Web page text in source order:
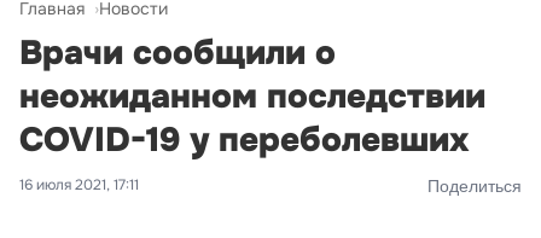
Главная Новости
Врачи сообщили о
неожиданном последствии
COVID-19 у переболевших
16 июля 2021, 17:11 Поделиться